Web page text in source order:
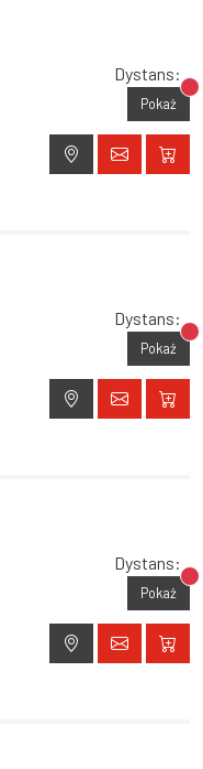
Dystans:
Pokaż
Dystans:
Pokaż
Dystans:
Pokaż